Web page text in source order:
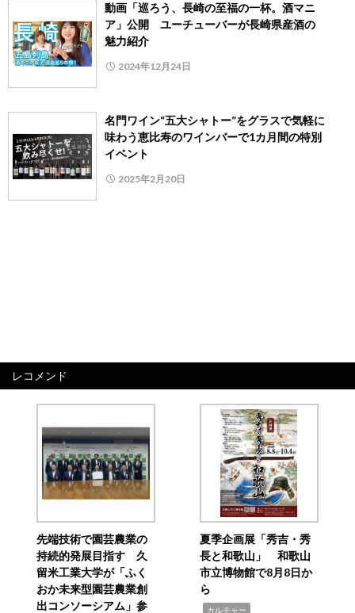
動画「巡ろう、長崎の至福の一杯。酒マニ
ア」公開 ユーチューバーが長崎県産酒の
魅力紹介
2024年12月24日
名門ワイン“五大シャトー”をグラスで気軽に
味わう恵比寿のワインバーで1カ月間の特別
イベント
2025年2月20日
レコメンド
先端技術で園芸農業の
持続的発展目指す 久
留米工業大学が「ふく
おか未来型園芸農業創
出コンソーシアム」参
夏季企画展「秀吉・秀
長と和歌山」 和歌山
市立博物館で8月8日か
ら
カルチャー